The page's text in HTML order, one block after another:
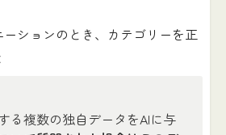
ションのとき、カテゴリーを正
る複数の独自データをAIに与